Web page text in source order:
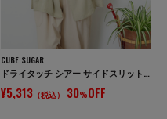
CUBE SUGAR
ドライタッチ シアー サイドスリット テーラード ジャケット
¥5,313（税込） 30%OFF